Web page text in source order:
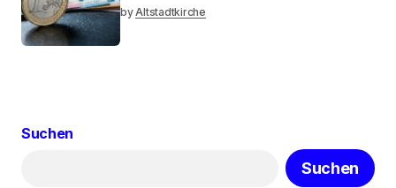
byAltstadtkirche
Suchen
Suchen